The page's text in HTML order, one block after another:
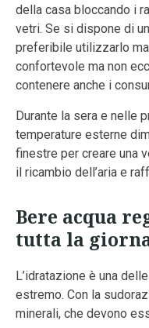
della casa bloccando i
vetri. Se si dispone di
preferibile utilizzarlo
confortevole ma non
contenere anche i
Durante la sera e nelle
temperature esterne
finestre per creare una
il ricambio dell’aria e
Bere acqua
tutta la
L’idratazione è una
estremo. Con la
minerali, che devono